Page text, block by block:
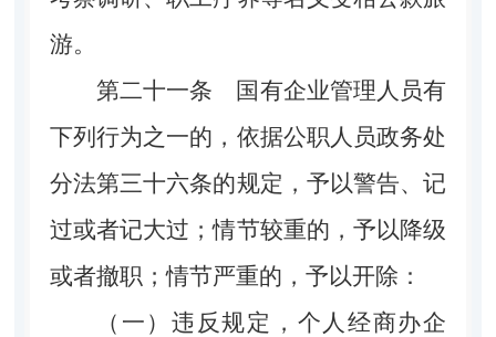
游。
第二十一条 国有企业管理人员有
下列行为之一的，依据公职人员政务处
分法第三十六条的规定，予以警告、记
过或者记大过；情节较重的，予以降级
或者撤职；情节严重的，予以开除：
（一）违反规定，个人经商办企